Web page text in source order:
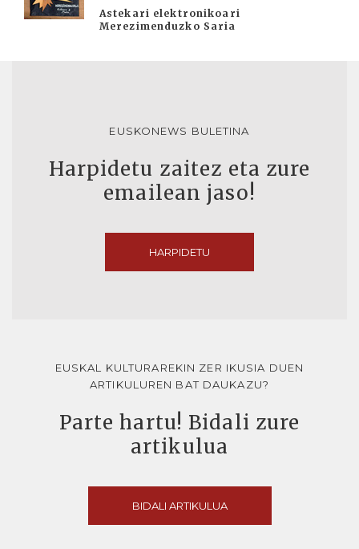
Astekari elektronikoari
Merezimenduzko Saria
EUSKONEWS BULETINA
Harpidetu zaitez eta zure
emailean jaso!
HARPIDETU
EUSKAL KULTURAREKIN ZER IKUSIA DUEN
ARTIKULUREN BAT DAUKAZU?
Parte hartu! Bidali zure
artikulua
BIDALI ARTIKULUA